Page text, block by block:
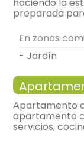
preparada
En zonas
- Jardín
Apartamento
apartamento
servicios,